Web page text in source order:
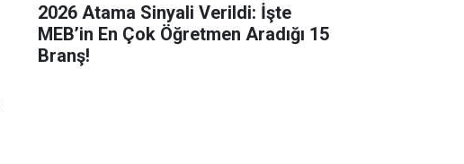
2026 Atama Sinyali Verildi: İşte
MEB’in En Çok Öğretmen Aradığı 15
Branş!